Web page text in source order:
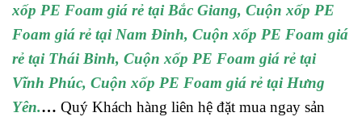
xốp PE Foam giá rẻ tại Bắc Giang, Cuộn xốp PE
Foam giá rẻ tại Nam Đinh, Cuộn xốp PE Foam giá
rẻ tại Thái Binh, Cuộn xốp PE Foam giá rẻ tại
Vĩnh Phúc, Cuộn xốp PE Foam giá rẻ tạiHưng
Yên.… Quý Khách hàng liên hệ đặt mua ngay sản